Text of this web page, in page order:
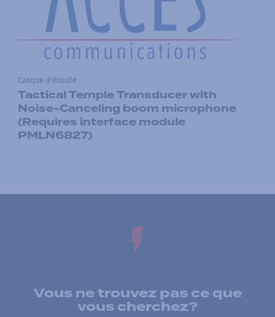
Casque d'écoute
Tactical Temple Transducer with
Noise-Canceling boom microphone
(Requires interface module
PMLN6827)
Vous ne trouvez pas ce que
vous cherchez?